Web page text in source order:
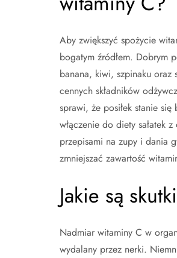
Aby zwiększyć spożycie
bogatym źródłem. Dobrym
banana, kiwi, szpinaku
cennych składników
sprawi, że posiłek stanie
włączenie do diety sałatek
przepisami na zupy i dania
zmniejszać zawartość
Jakie są
Nadmiar witaminy C w
wydalany przez nerki.